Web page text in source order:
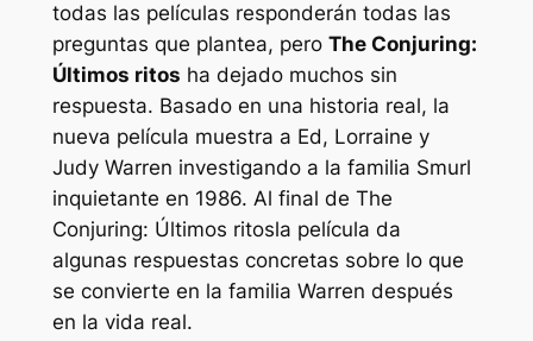
todas las películas responderán todas las
preguntas que plantea, pero The Conjuring:
Últimos ritos ha dejado muchos sin
respuesta. Basado en una historia real, la
nueva película muestra a Ed, Lorraine y
Judy Warren investigando a la familia Smurl
inquietante en 1986. Al final de The
Conjuring: Últimos ritosla película da
algunas respuestas concretas sobre lo que
se convierte en la familia Warren después
en la vida real.